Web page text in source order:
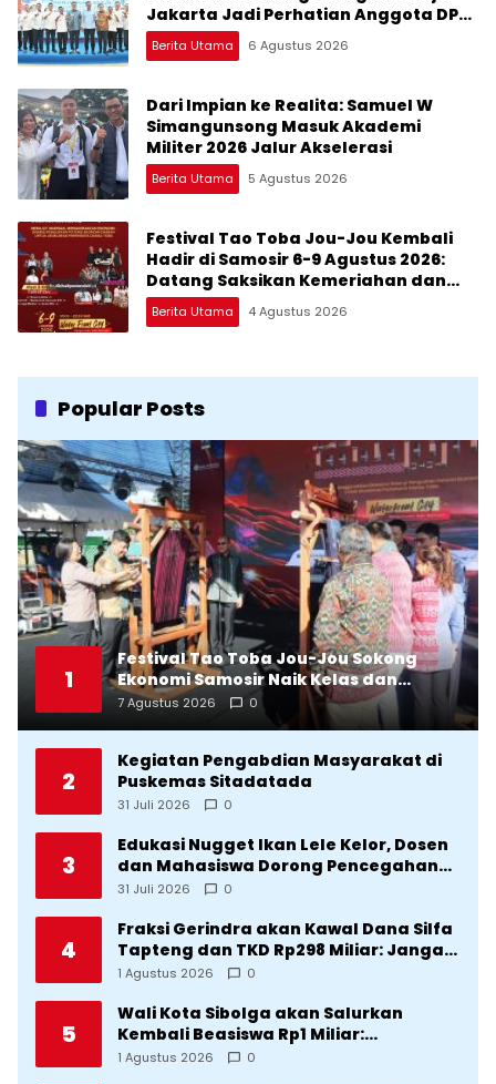
Jakarta Jadi Perhatian Anggota DPR
RI Muhammad Lokot Nasution
Berita Utama 6 Agustus 2026
Dari Impian ke Realita: Samuel W
Simangunsong Masuk Akademi
Militer 2026 Jalur Akselerasi
Berita Utama 5 Agustus 2026
Festival Tao Toba Jou-Jou Kembali
Hadir di Samosir 6-9 Agustus 2026:
Datang Saksikan Kemeriahan dan
Raih Peluangnya
Berita Utama 4 Agustus 2026
Popular Posts
1
Festival Tao Toba Jou-Jou Sokong
Ekonomi Samosir Naik Kelas dan
Pariwisata Menjadi Sumber
Pertumbuhan Ekonomi Baru
7 Agustus 2026 0
2
Kegiatan Pengabdian Masyarakat di
Puskemas Sitadatada
31 Juli 2026 0
3
Edukasi Nugget Ikan Lele Kelor, Dosen
dan Mahasiswa Dorong Pencegahan
Stunting di Desa Silangkitang
31 Juli 2026 0
4
Fraksi Gerindra akan Kawal Dana Silfa
Tapteng dan TKD Rp298 Miliar: Jangan
Sampai Pekerjaan Pusat dan Provinsi
1 Agustus 2026 0
5
Wali Kota Sibolga akan Salurkan
Kembali Beasiswa Rp1 Miliar:
Diproritaskan Mahasiswa Korban
1 Agustus 2026 0